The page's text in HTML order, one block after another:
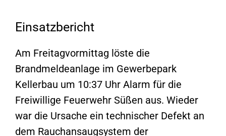
Einsatzbericht
Am Freitagvormittag löste die
Brandmeldeanlage im Gewerbepark
Kellerbau um 10:37 Uhr Alarm für die
Freiwillige Feuerwehr Süßen aus. Wieder
war die Ursache ein technischer Defekt an
dem Rauchansaugsystem der